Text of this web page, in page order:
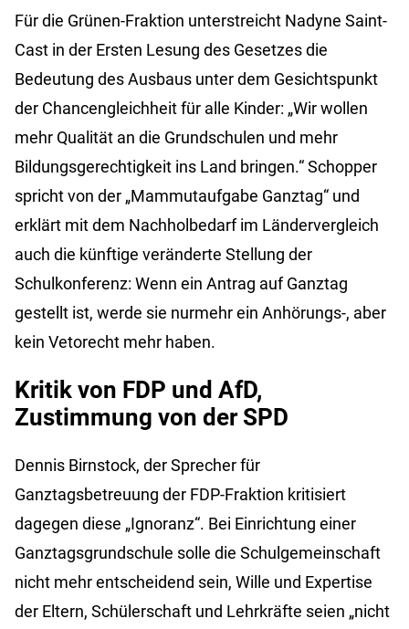
Für die Grünen-Fraktion unterstreicht Nadyne Saint-
Cast in der Ersten Lesung des Gesetzes die
Bedeutung des Ausbaus unter dem Gesichtspunkt
der Chancengleichheit für alle Kinder: „Wir wollen
mehr Qualität an die Grundschulen und mehr
Bildungsgerechtigkeit ins Land bringen.“ Schopper
spricht von der „Mammutaufgabe Ganztag“ und
erklärt mit dem Nachholbedarf im Ländervergleich
auch die künftige veränderte Stellung der
Schulkonferenz: Wenn ein Antrag auf Ganztag
gestellt ist, werde sie nurmehr ein Anhörungs-, aber
kein Vetorecht mehr haben.
Kritik von FDP und AfD,
Zustimmung von der SPD
Dennis Birnstock, der Sprecher für
Ganztagsbetreuung der FDP-Fraktion kritisiert
dagegen diese „Ignoranz“. Bei Einrichtung einer
Ganztagsgrundschule solle die Schulgemeinschaft
nicht mehr entscheidend sein, Wille und Expertise
der Eltern, Schülerschaft und Lehrkräfte seien „nicht